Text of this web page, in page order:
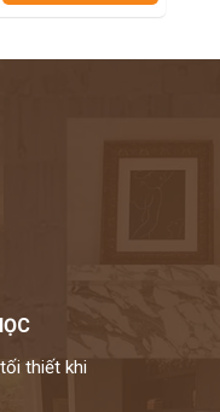
thiết khi